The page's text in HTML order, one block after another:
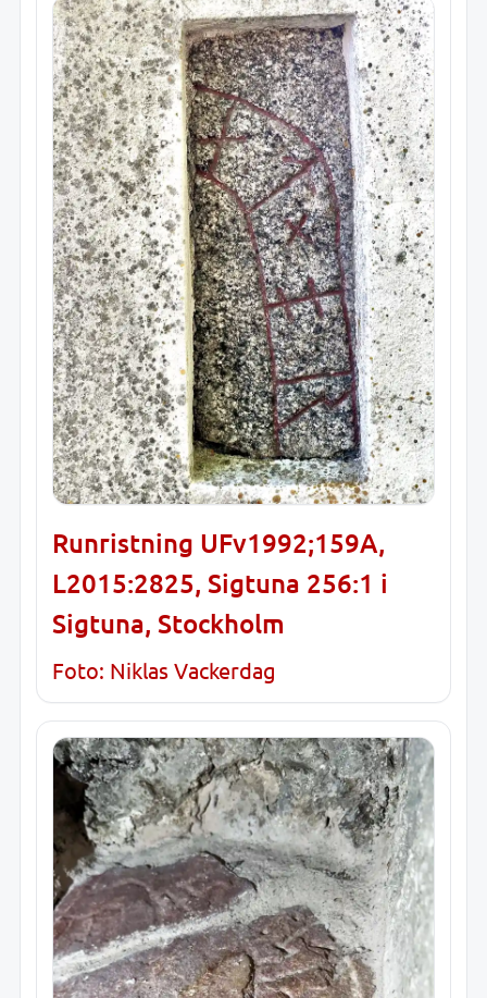
Runristning UFv1992;159A,
L2015:2825, Sigtuna 256:1 i
Sigtuna, Stockholm
Foto: Niklas Vackerdag